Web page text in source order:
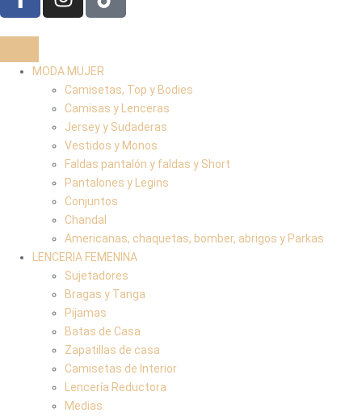
MODA MUJER
Camisetas, Top y Bodies
Camisas y Lenceras
Jersey y Sudaderas
Vestidos y Monos
Faldas pantalón y faldas y Short
Pantalones y Legins
Conjuntos
Chandal
Americanas, chaquetas, bomber, abrigos y Parkas
LENCERIA FEMENINA
Sujetadores
Bragas y Tanga
Pijamas
Batas de Casa
Zapatillas de casa
Camisetas de Interior
Lencería Reductora
Medias